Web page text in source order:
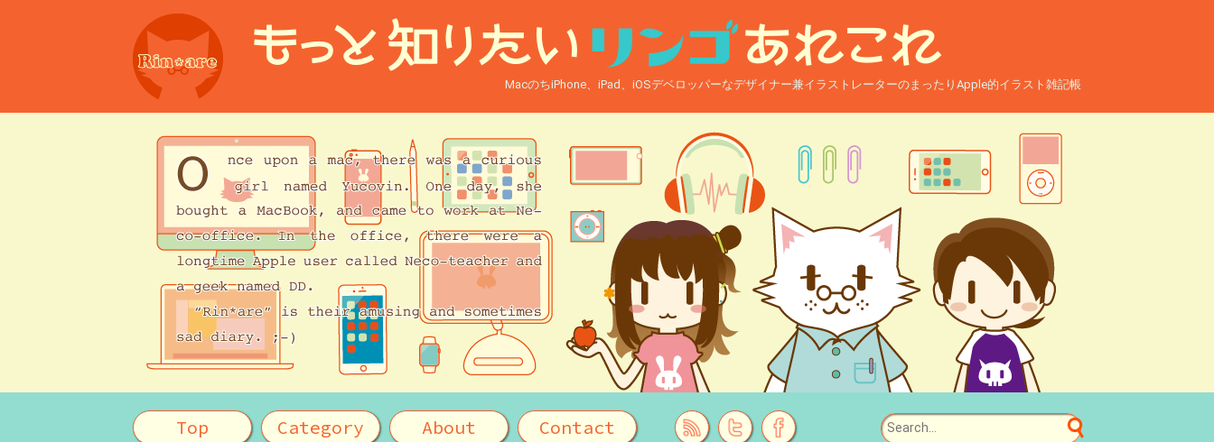
MacのちiPhone、iPad、iOSデベロッパーなデザイナー兼イラストレーターのまったりApple的イラスト雑記帳
Top Category About Contact